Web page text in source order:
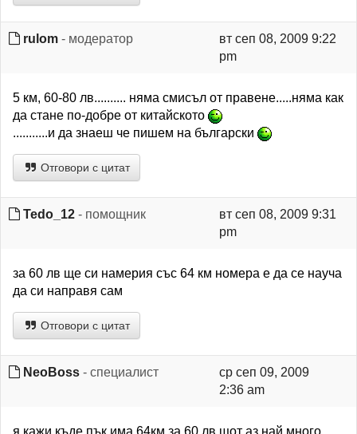
rulom - модератор
вт сеп 08, 2009 9:22
pm
5 км, 60-80 лв.......... няма смисъл от правене.....няма как
да стане по-добре от китайското
...........и да знаеш че пишем на български
Отговори с цитат
Tedo_12 - помощник
вт сеп 08, 2009 9:31
pm
за 60 лв ще си намерия със 64 км номера е да се науча
да си направя сам
Отговори с цитат
NeoBoss - специалист
ср сеп 09, 2009
2:36 am